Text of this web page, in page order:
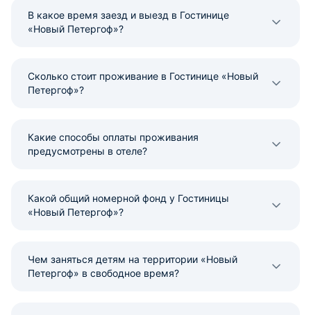
В какое время заезд и выезд в Гостинице
«Новый Петергоф»?
Сколько стоит проживание в Гостинице «Новый
Петергоф»?
Какие способы оплаты проживания
предусмотрены в отеле?
Какой общий номерной фонд у Гостиницы
«Новый Петергоф»?
Чем заняться детям на территории «Новый
Петергоф» в свободное время?